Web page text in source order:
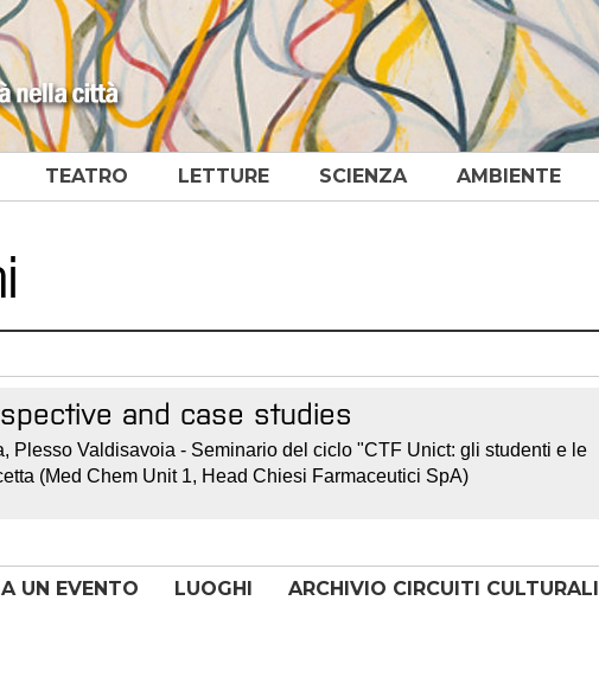
TEATRO LETTURE SCIENZA AMBIENTE
and case studies
Plesso Valdisavoia - Seminario del ciclo "CTF Unict: gli studenti e le
(Med Chem Unit 1, Head Chiesi Farmaceutici SpA)
UN EVENTO LUOGHI ARCHIVIO CIRCUITI CULTURALI